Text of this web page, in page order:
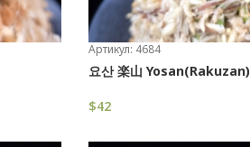
Артикул: 4684
요산 楽山 Yosan(Rakuzan)
$42